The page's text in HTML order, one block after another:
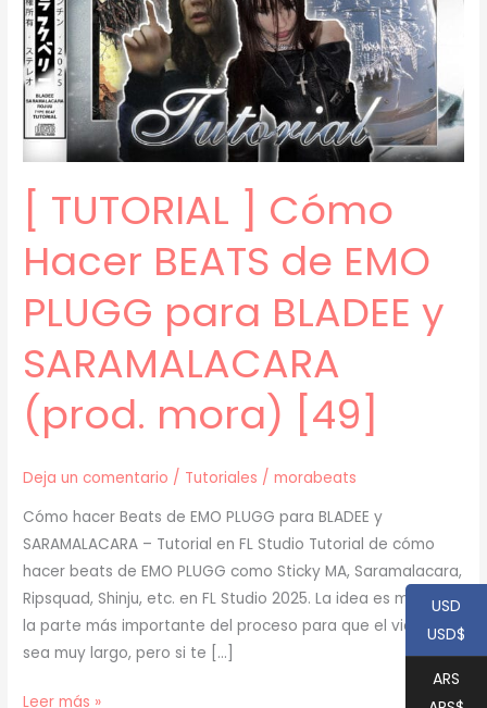
[ TUTORIAL ] Cómo
Hacer BEATS de EMO
PLUGG para BLADEE y
SARAMALACARA
(prod. mora) [49]
Deja un comentario / Tutoriales /morabeats
Cómo hacer Beats de EMO PLUGG para BLADEE y
SARAMALACARA – Tutorial en FL Studio Tutorial de cómo
hacer beats de EMO PLUGG como Sticky MA, Saramalacara,
Ripsquad, Shinju, etc. en FL Studio 2025. La idea es mostrar
la parte más importante del proceso para que el video no
sea muy largo, pero si te […]
[
Leer más »
USD
USD$
ARS